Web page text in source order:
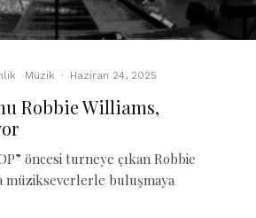
Müzik · Haziran 24, 2025
Robbie Williams,
öncesi turneye çıkan Robbie
müzikseverlerle buluşmaya